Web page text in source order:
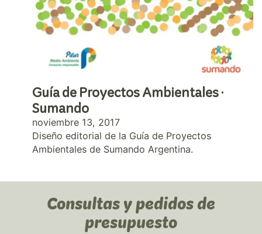
Guía de Proyectos Ambientales ·
Sumando
noviembre 13, 2017
Diseño editorial de la Guía de Proyectos
Ambientales de Sumando Argentina.
Consultas y pedidos de
presupuesto